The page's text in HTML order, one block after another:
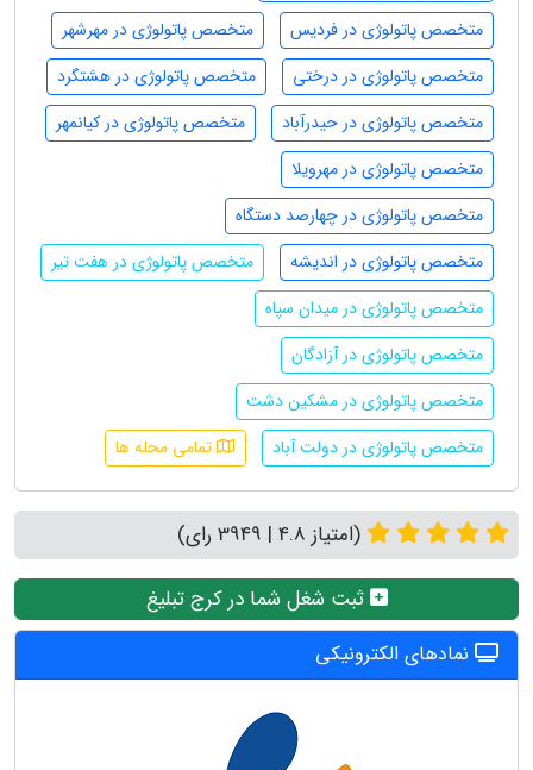
متخصص پاتولوژی در فردیس
متخصص پاتولوژی در مهرشهر
متخصص پاتولوژی در درختی
متخصص پاتولوژی در هشتگرد
متخصص پاتولوژی در حیدرآباد
متخصص پاتولوژی در کیانمهر
متخصص پاتولوژی در مهرویلا
متخصص پاتولوژی در چهارصد دستگاه
متخصص پاتولوژی در اندیشه
متخصص پاتولوژی در هفت تیر
متخصص پاتولوژی در میدان سپاه
متخصص پاتولوژی در آزادگان
متخصص پاتولوژی در مشکین دشت
متخصص پاتولوژی در دولت آباد
تمامی محله ها
(امتیاز 4.8 | 3949 رای)
ثبت شغل شما در کرج تبلیغ
نمادهای الکترونیکی